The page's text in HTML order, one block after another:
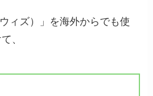
ィズ）」を海外からでも使
、